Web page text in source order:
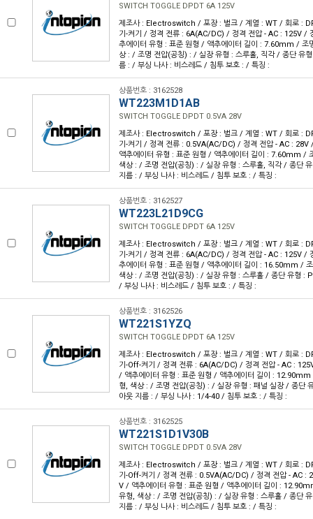
SWITCH TOGGLE DPDT 6A 125V
제조사 : Electroswitch / 포장 : 벌크 / 계열 : WT / 회로 :
기-켜기 / 정격 전류 : 6A(AC/DC) / 정격 전압 - AC : 125V /
추에이터 유형 : 표준 원형 / 액추에이터 길이 : 7.60mm / 조
상 : / 조명 전압(공칭) : / 실장 유형 : 스루홀, 직각 / 종단 유
름 : / 부싱 나사 : 비스레드 / 침투 보호 : / 특징 :
상품번호 : 3162528
WT223M1D1AB
SWITCH TOGGLE DPDT 0.5VA 28V
제조사 : Electroswitch / 포장 : 벌크 / 계열 : WT / 회로 :
기-켜기 / 정격 전류 : 0.5VA(AC/DC) / 정격 전압 - AC :
액추에이터 유형 : 표준 원형 / 액추에이터 길이 : 7.60mm /
색상 : / 조명 전압(공칭) : / 실장 유형 : 스루홀, 직각 / 종단
지름 : / 부싱 나사 : 비스레드 / 침투 보호 : / 특징 :
상품번호 : 3162527
WT223L21D9CG
SWITCH TOGGLE DPDT 6A 125V
제조사 : Electroswitch / 포장 : 벌크 / 계열 : WT / 회로 :
기-켜기 / 정격 전류 : 6A(AC/DC) / 정격 전압 - AC : 125V /
추에이터 유형 : 표준 원형 / 액추에이터 길이 : 16.50mm /
색상 : / 조명 전압(공칭) : / 실장 유형 : 스루홀 / 종단 유형 :
/ 부싱 나사 : 비스레드 / 침투 보호 : / 특징 :
상품번호 : 3162526
WT221S1YZQ
SWITCH TOGGLE DPDT 6A 125V
제조사 : Electroswitch / 포장 : 벌크 / 계열 : WT / 회로 :
기-Off-켜기 / 정격 전류 : 6A(AC/DC) / 정격 전압 - AC :
/ 액추에이터 유형 : 표준 원형 / 액추에이터 길이 :
형, 색상 : / 조명 전압(공칭) : / 실장 유형 : 패널 실장 / 종단
아웃 지름 : / 부싱 나사 : 1/4-40 / 침투 보호 : / 특징 :
상품번호 : 3162525
WT221S1D1V30B
SWITCH TOGGLE DPDT 0.5VA 28V
제조사 : Electroswitch / 포장 : 벌크 / 계열 : WT / 회로 :
기-Off-켜기 / 정격 전류 : 0.5VA(AC/DC) / 정격 전압 - AC :
V / 액추에이터 유형 : 표준 원형 / 액추에이터 길이 :
유형, 색상 : / 조명 전압(공칭) : / 실장 유형 : 스루홀 / 종단
지름 : / 부싱 나사 : 비스레드 / 침투 보호 : / 특징 :